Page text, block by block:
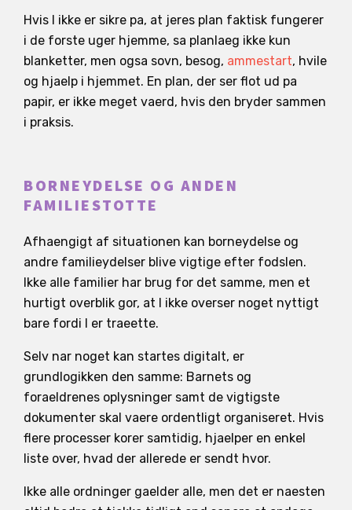
Hvis I ikke er sikre pa, at jeres plan faktisk fungerer
i de forste uger hjemme, sa planlaeg ikke kun
blanketter, men ogsa sovn, besog, ammestart, hvile
og hjaelp i hjemmet. En plan, der ser flot ud pa
papir, er ikke meget vaerd, hvis den bryder sammen
i praksis.
BORNEYDELSE OG ANDEN
FAMILIESTOTTE
Afhaengigt af situationen kan borneydelse og
andre familieydelser blive vigtige efter fodslen.
Ikke alle familier har brug for det samme, men et
hurtigt overblik gor, at I ikke overser noget nyttigt
bare fordi I er traeette.
Selv nar noget kan startes digitalt, er
grundlogikken den samme: Barnets og
foraeldrenes oplysninger samt de vigtigste
dokumenter skal vaere ordentligt organiseret. Hvis
flere processer korer samtidig, hjaelper en enkel
liste over, hvad der allerede er sendt hvor.
Ikke alle ordninger gaelder alle, men det er naesten